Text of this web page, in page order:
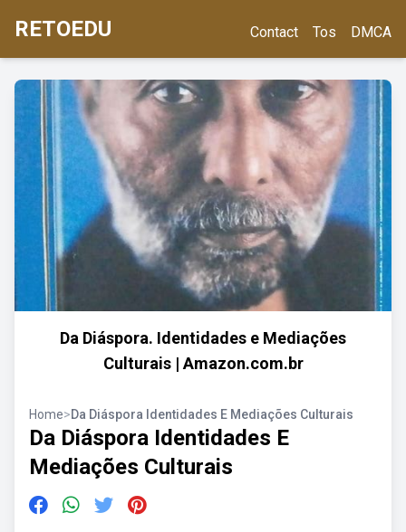
RETOEDU Contact Tos DMCA
Da Diáspora. Identidades e Mediações
Culturais | Amazon.com.br
Home>Da Diáspora Identidades E Mediações Culturais
Da Diáspora Identidades E
Mediações Culturais